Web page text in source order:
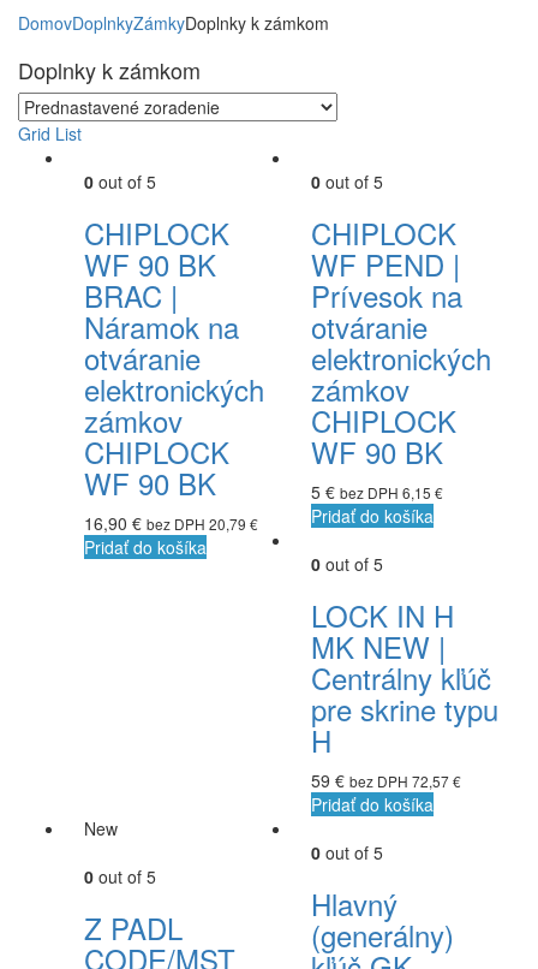
DomovDoplnkyZámkyDoplnky k zámkom
Doplnky k zámkom
Grid List
0 out of 5
CHIPLOCK
WF 90 BK
BRAC |
Náramok na
otváranie
elektronických
zámkov
CHIPLOCK
WF 90 BK
16,90 € bez DPH 20,79 €
Pridať do košíka
0 out of 5
CHIPLOCK
WF PEND |
Prívesok na
otváranie
elektronických
zámkov
CHIPLOCK
WF 90 BK
5 € bez DPH 6,15 €
Pridať do košíka
0 out of 5
LOCK IN H
MK NEW |
Centrálny kľúč
pre skrine typu
H
59 € bez DPH 72,57€
Pridať do košíka
New
0 out of 5
Z PADL
CODE/MST
0 out of 5
Hlavný
(generálny)